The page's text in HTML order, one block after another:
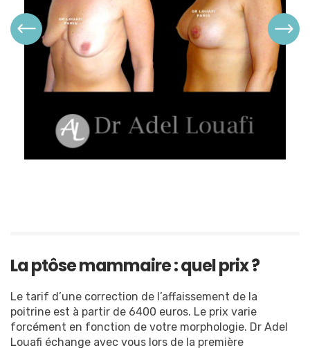
La ptôse mammaire : quel prix ?
Le tarif d’une correction de l’affaissement de la
poitrine est à partir de 6400 euros. Le prix varie
forcément en fonction de votre morphologie. Dr Adel
Louafi échange avec vous lors de la première